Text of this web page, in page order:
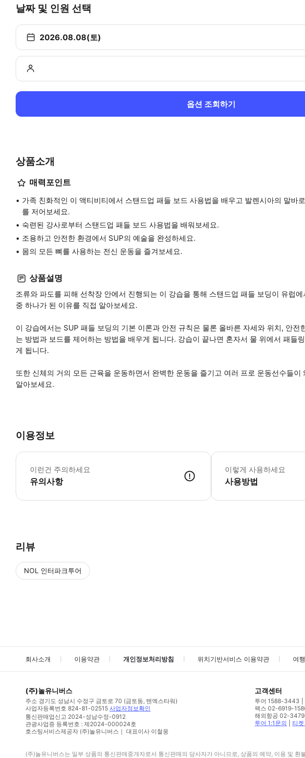
날짜 및 인원 선택
2026.08.08(토)
옵션 조회하기
상품소개
매력포인트
가족 친화적인 이 액티비티에서 스탠드업 패들 보드 사용법을 배우고 발렌시아의 말바
를 저어보세요.
숙련된 강사로부터 스탠드업 패들 보드 사용법을 배워보세요.
조용하고 안전한 환경에서 SUP의 예술을 완성하세요.
몸의 모든 뼈를 사용하는 전신 운동을 즐겨보세요.
상품설명
조류와 파도를 피해 선착장 안에서 진행되는 이 강습을 통해 스탠드업 패들 보딩이 유럽
중 하나가 된 이유를 직접 알아보세요.
이 강습에서는 SUP 패들 보딩의 기본 이론과 안전 규칙은 물론 올바른 자세와 위치, 안전
는 방법과 보드를 제어하는 방법을 배우게 됩니다. 강습이 끝나면 혼자서 물 위에서 패들
게 됩니다.
또한 신체의 거의 모든 근육을 운동하면서 완벽한 운동을 즐기고 여러 프로 운동선수들이
알아보세요.
이용정보
이런건 주의하세요
유의사항
* 소요시간 : 60분 (옵션에 따라
이렇게 사용하세요
사용방법
리뷰
NOL 인터파크투어
회사소개 이용약관 개인정보처리방침 위치기반서비스 이용약관 여
(주)놀유니버스
주소 경기도 성남시 수정구 금토로 70 (금토동, 텐엑스타워)
사업자등록번호 824-81-02515 사업자정보확인
통신판매업신고 2024-성남수정-0912
관광사업증 등록번호 : 제2024-000024호
호스팅서비스제공자 (주)놀유니버스｜ 대표이사 이철웅
고객센터
투어 1588-3443
팩스 02-6919-
해외항공 02-
투어 1:1문의
티
(주)놀유니버스는 일부 상품의 통신판매중개자로서 통신판매의 당사자가 아니므로, 상품의 예약, 이용 및 환